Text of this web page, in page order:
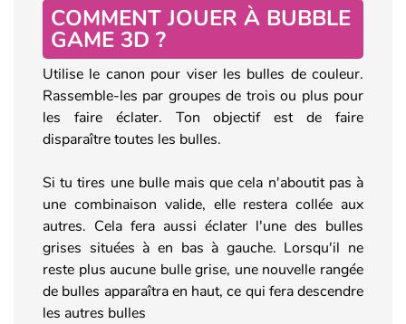
COMMENT JOUER À BUBBLE
GAME 3D ?
Utilise le canon pour viser les bulles de couleur.
Rassemble-les par groupes de trois ou plus pour
les faire éclater. Ton objectif est de faire
disparaître toutes les bulles.
Si tu tires une bulle mais que cela n'aboutit pas à
une combinaison valide, elle restera collée aux
autres. Cela fera aussi éclater l'une des bulles
grises situées à en bas à gauche. Lorsqu'il ne
reste plus aucune bulle grise, une nouvelle rangée
de bulles apparaîtra en haut, ce qui fera descendre
les autres bulles